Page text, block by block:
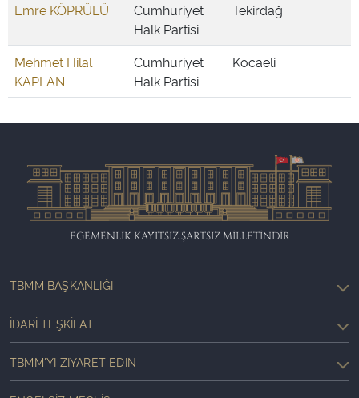
Emre KÖPRÜLÜ
Cumhuriyet
Halk Partisi
Tekirdağ
Mehmet Hilal
KAPLAN
Cumhuriyet
Halk Partisi
Kocaeli
EGEMENLİK KAYITSIZ ŞARTSIZ MİLLETİNDİR
TBMM BAŞKANLIĞI
İDARI TEŞKILAT
TBMM'YI ZIYARET EDIN